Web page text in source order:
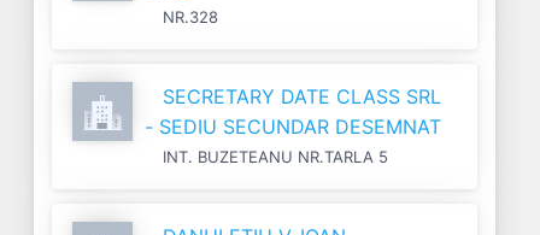
NR.328
SECRETARY DATE CLASS SRL
- SEDIU SECUNDAR DESEMNAT
INT. BUZETEANU NR.TARLA 5